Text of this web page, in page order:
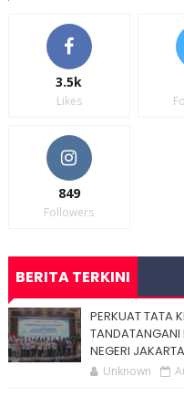
3.5k
Likes
849
Followers
BERITA TERKINI
PERKUAT TATA
TANDATANGANI
NEGERI
Unknown